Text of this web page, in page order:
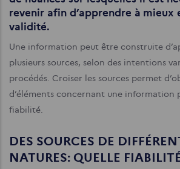
revenir afin d’apprendre à mieux
validité.
Une information peut être construite
plusieurs sources, selon des intentions
procédés. Croiser les sources permet
d’éléments concernant une information
fiabilité.
DES SOURCES DE
NATURES: QUELLE